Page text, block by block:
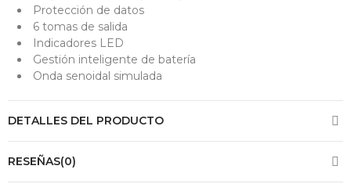
Protección de datos
6 tomas de salida
Indicadores LED
Gestión inteligente de batería
Onda senoidal simulada
DETALLES DEL PRODUCTO
RESEÑAS(0)